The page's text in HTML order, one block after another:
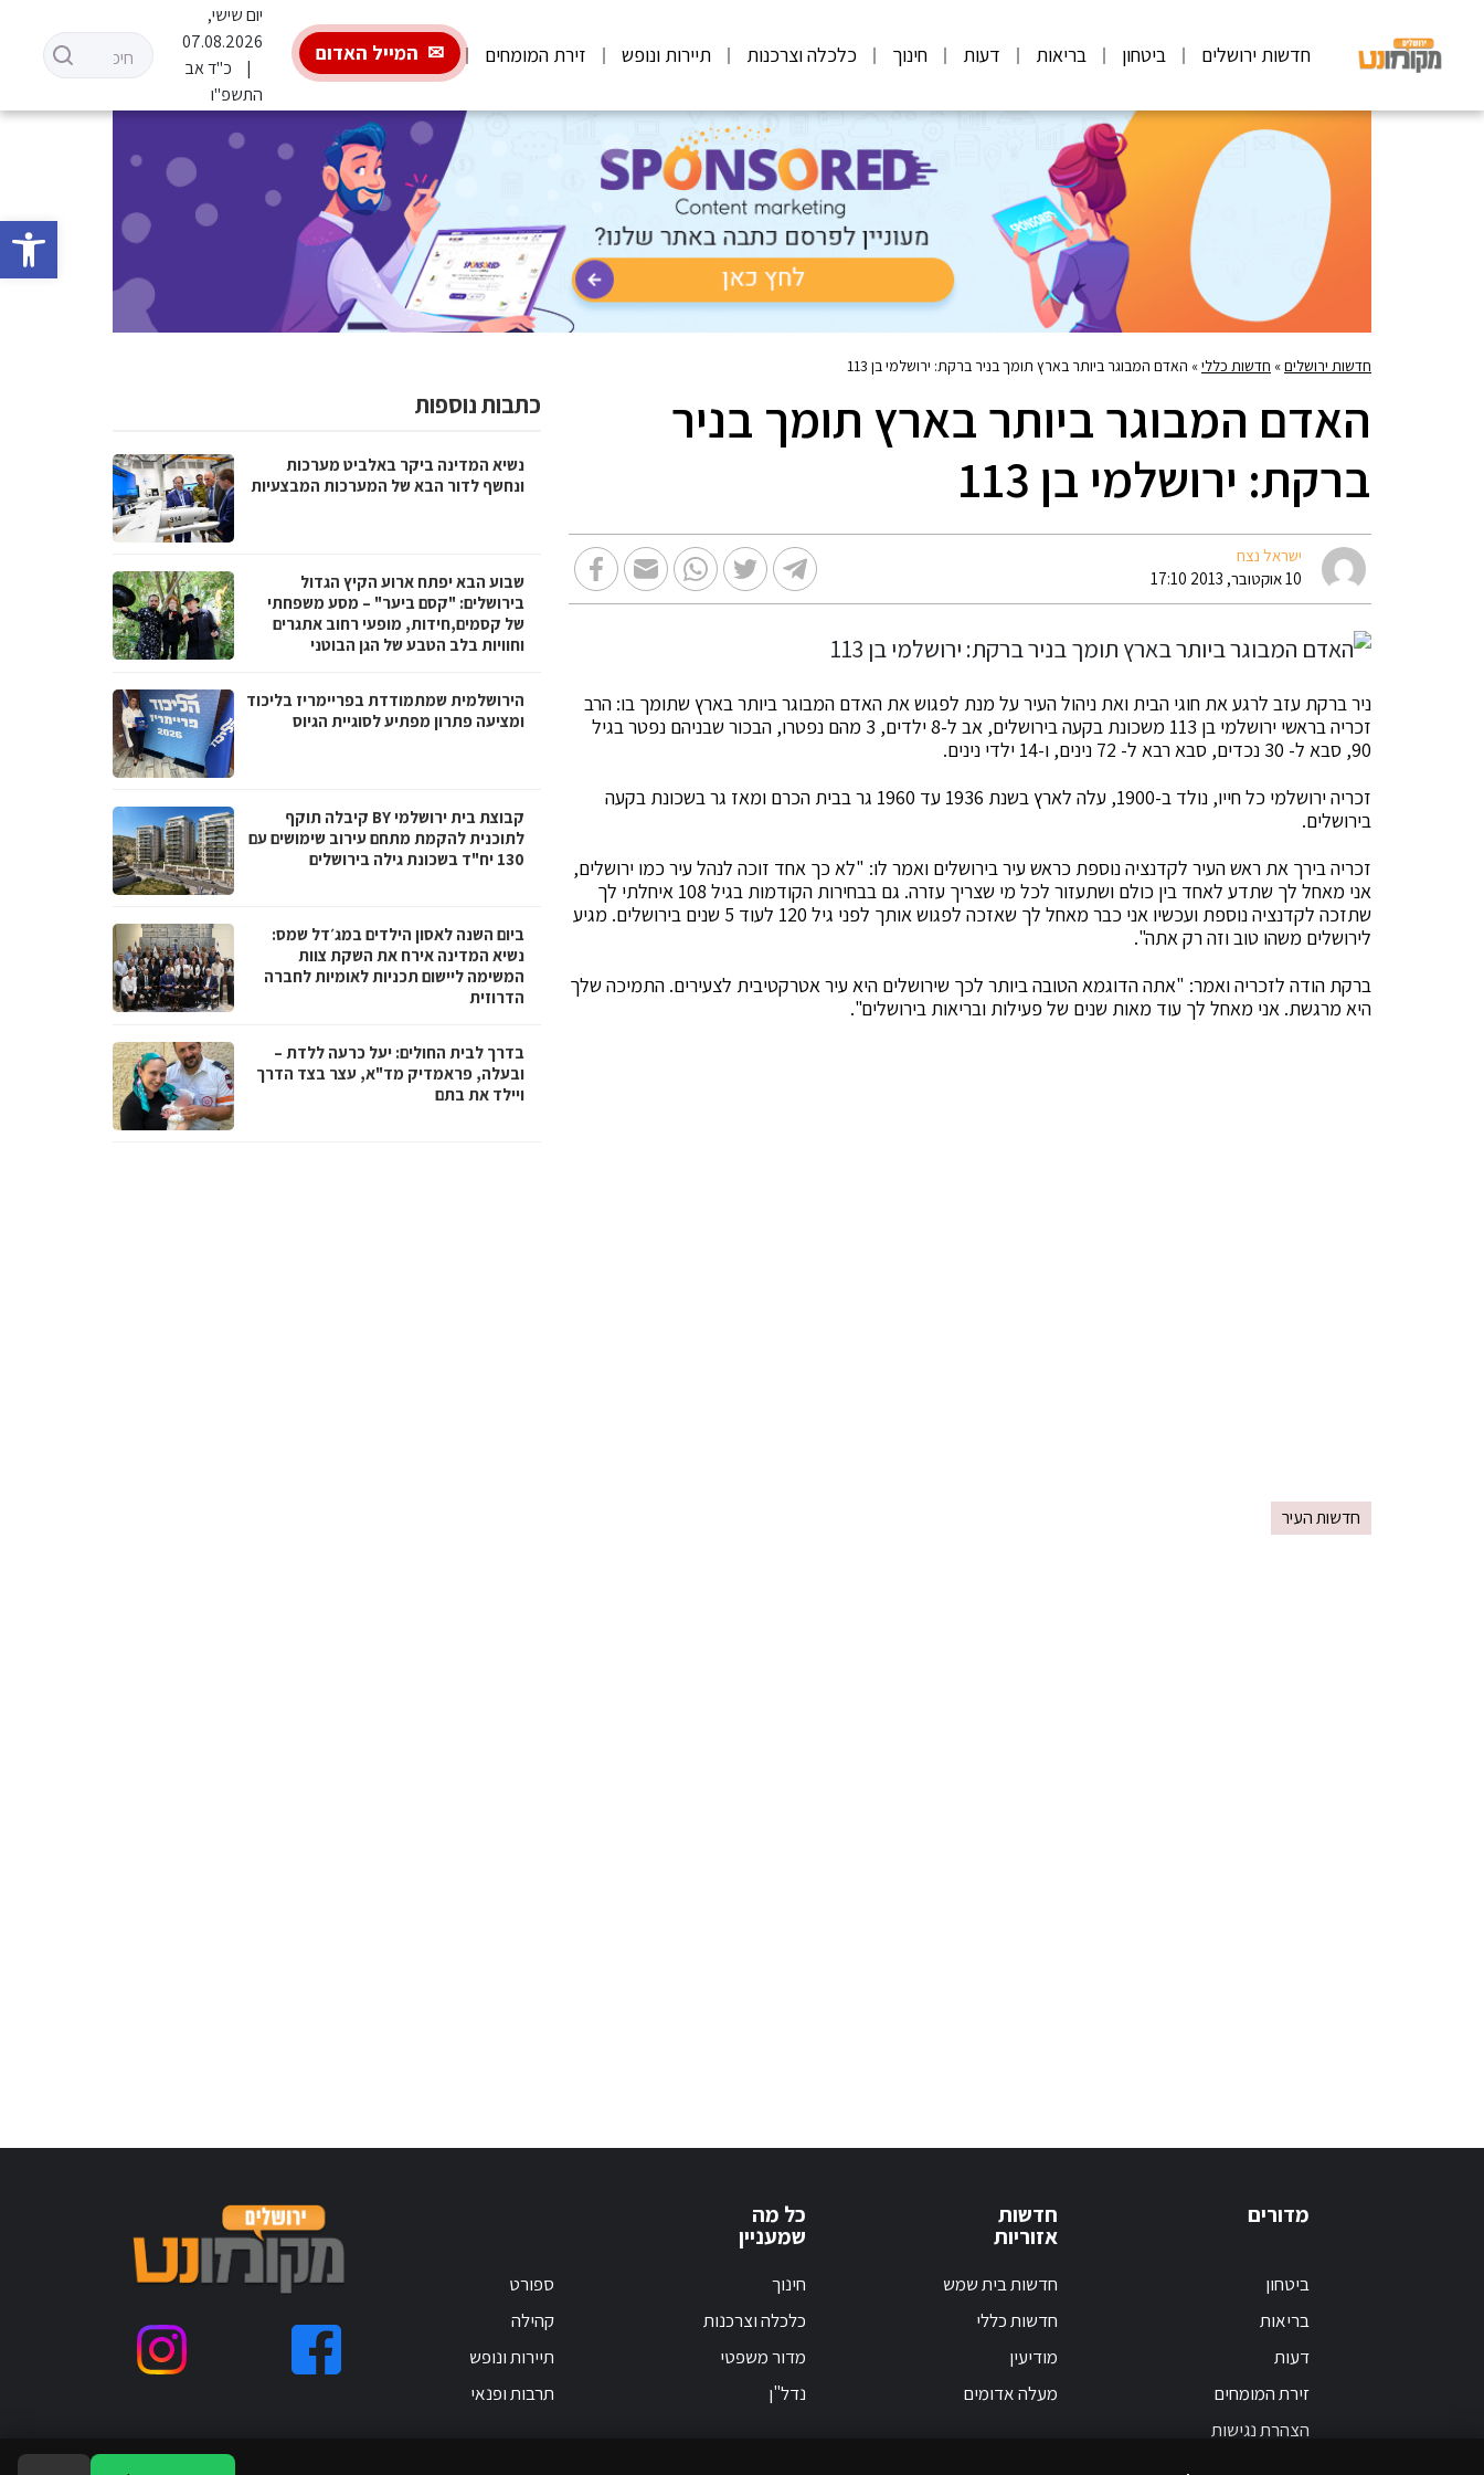
פתח
חדשות ירושלים ביטחון בריאות דעות חינוך כלכלה וצרכנות תיירות ונופש זירת המומחים המייל האדום
יום שישי,
07.08.2026
כ"ד אב
התשפ"ו
חדשות ירושלים» חדשות כללי» האדם המבוגר ביותר בארץ תומך בניר ברקת: ירושלמי בן 113
האדם המבוגר ביותר בארץ תומך בניר
ברקת: ירושלמי בן 113
ישראל נצח
10 אוקטובר, 2013 17:10
ניר ברקת עזב לרגע את חוגי הבית ואת ניהול העיר על מנת לפגוש את האדם המבוגר ביותר בארץ שתומך בו: הרב
זכריה בראשי ירושלמי בן 113 משכונת בקעה בירושלים, אב ל-8 ילדים, 3 מהם נפטרו, הבכור שבניהם נפטר בגיל
90, סבא ל- 30 נכדים, סבא רבא ל- 72 נינים, ו-14 ילדי נינים.
זכריה ירושלמי כל חייו, נולד ב-1900, עלה לארץ בשנת 1936 עד 1960 גר בבית הכרם ומאז גר בשכונת בקעה
בירושלים.
זכריה בירך את ראש העיר לקדנציה נוספת כראש עיר בירושלים ואמר לו: "לא כך אחד זוכה לנהל עיר כמו ירושלים,
אני מאחל לך שתדע לאחד בין כולם ושתעזור לכל מי שצריך עזרה. גם בבחירות הקודמות בגיל 108 איחלתי לך
שתזכה לקדנציה נוספת ועכשיו אני כבר מאחל לך שאזכה לפגוש אותך לפני גיל 120 לעוד 5 שנים בירושלים. מגיע
לירושלים משהו טוב וזה רק אתה".
ברקת הודה לזכריה ואמר: "אתה הדוגמא הטובה ביותר לכך שירושלים היא עיר אטרקטיבית לצעירים. התמיכה שלך
היא מרגשת. אני מאחל לך עוד מאות שנים של פעילות ובריאות בירושלים".
כתבות נוספות
נשיא המדינה ביקר באלביט מערכות
ונחשף לדור הבא של המערכות המבצעיות
שבוע הבא יפתח ארוע הקיץ הגדול
בירושלים: "קסם ביער" – מסע משפחתי
של קסמים,חידות, מופעי רחוב אתגרים
וחוויות בלב הטבע של הגן הבוטני
הירושלמית שמתמודדת בפריימריז בליכוד
ומציעה פתרון מפתיע לסוגיית הגיוס
קבוצת בית ירושלמי BY קיבלה תוקף
לתוכנית להקמת מתחם עירוב שימושים עם
130 יח"ד בשכונת גילה בירושלים
ביום השנה לאסון הילדים במג׳דל שמס:
נשיא המדינה אירח את השקת צוות
המשימה ליישום תכניות לאומיות לחברה
הדרוזית
בדרך לבית החולים: יעל כרעה ללדת –
ובעלה, פראמדיק מד"א, עצר בצד הדרך
ויילד את בתם
חדשות העיר
מדורים
ביטחון
בריאות
דעות
זירת המומחים
הצהרת נגישות
חדשות
אזוריות
חדשות בית שמש
חדשות כללי
מודיעין
מעלה אדומים
כל מה
שמעניין
חינוך
כלכלה וצרכנות
מדור משפטי
נדל"ן
ספורט
קהילה
תיירות ונופש
תרבות ופנאי